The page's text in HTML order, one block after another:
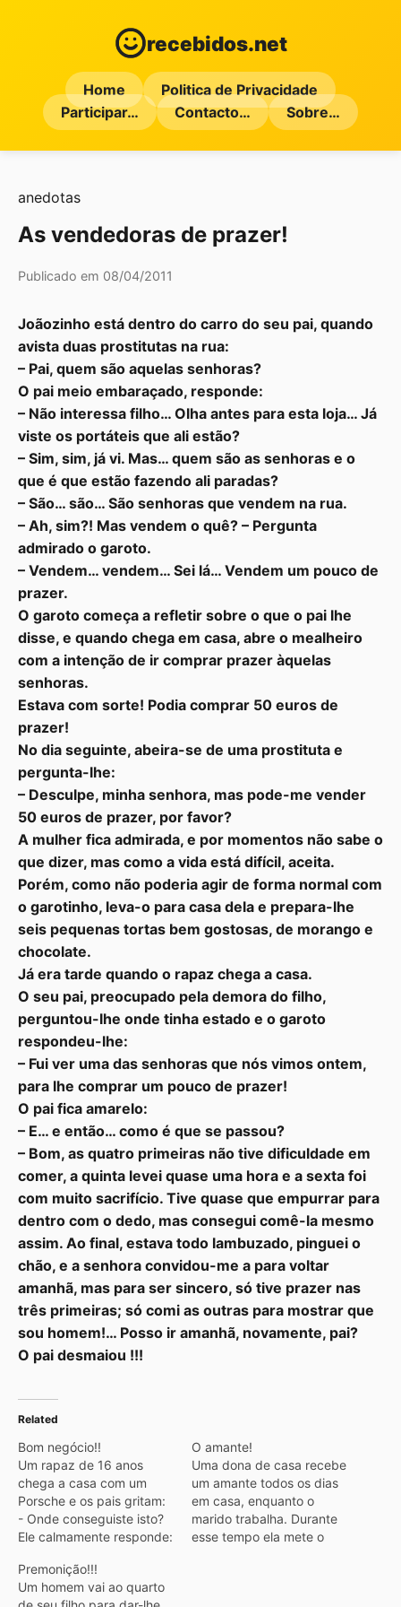
recebidos.net
Home
Politica de Privacidade
Participar…
Contacto… Sobre…
anedotas
As vendedoras de prazer!
Publicado em 08/04/2011
Joãozinho está dentro do carro do seu pai, quando
avista duas prostitutas na rua:
– Pai, quem são aquelas senhoras?
O pai meio embaraçado, responde:
– Não interessa filho… Olha antes para esta loja… Já
viste os portáteis que ali estão?
– Sim, sim, já vi. Mas… quem são as senhoras e o
que é que estão fazendo ali paradas?
– São… são… São senhoras que vendem na rua.
– Ah, sim?! Mas vendem o quê? – Pergunta
admirado o garoto.
– Vendem… vendem… Sei lá… Vendem um pouco de
prazer.
O garoto começa a refletir sobre o que o pai lhe
disse, e quando chega em casa, abre o mealheiro
com a intenção de ir comprar prazer àquelas
senhoras.
Estava com sorte! Podia comprar 50 euros de
prazer!
No dia seguinte, abeira-se de uma prostituta e
pergunta-lhe:
– Desculpe, minha senhora, mas pode-me vender
50 euros de prazer, por favor?
A mulher fica admirada, e por momentos não sabe o
que dizer, mas como a vida está difícil, aceita.
Porém, como não poderia agir de forma normal com
o garotinho, leva-o para casa dela e prepara-lhe
seis pequenas tortas bem gostosas, de morango e
chocolate.
Já era tarde quando o rapaz chega a casa.
O seu pai, preocupado pela demora do filho,
perguntou-lhe onde tinha estado e o garoto
respondeu-lhe:
– Fui ver uma das senhoras que nós vimos ontem,
para lhe comprar um pouco de prazer!
O pai fica amarelo:
– E… e então… como é que se passou?
– Bom, as quatro primeiras não tive dificuldade em
comer, a quinta levei quase uma hora e a sexta foi
com muito sacrifício. Tive quase que empurrar para
dentro com o dedo, mas consegui comê-la mesmo
assim. Ao final, estava todo lambuzado, pinguei o
chão, e a senhora convidou-me a para voltar
amanhã, mas para ser sincero, só tive prazer nas
três primeiras; só comi as outras para mostrar que
sou homem!… Posso ir amanhã, novamente, pai?
O pai desmaiou !!!
Related
Bom negócio!!
Um rapaz de 16 anos
chega a casa com um
Porsche e os pais gritam:
- Onde conseguiste isto?
Ele calmamente responde:
Com que dinheiro?
perguntam. Sabemos
O amante!
Uma dona de casa recebe
um amante todos os dias
em casa, enquanto o
marido trabalha. Durante
esse tempo ela mete o
Premonição!!!
Um homem vai ao quarto